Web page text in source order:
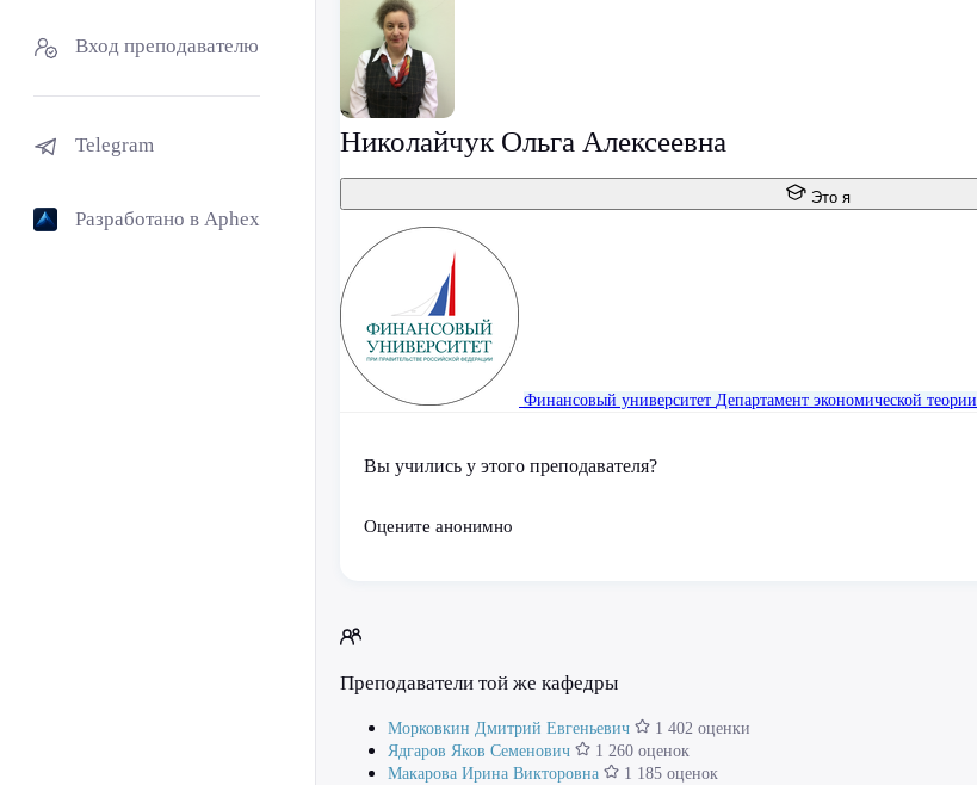
Вход преподавателю
Telegram
Разработано в Aphex
Николайчук Ольга Алексеевна
Это я
Финансовый университет Департамент экономической теории
Вы учились у этого преподавателя?
Оцените анонимно
Преподаватели той же кафедры
Морковкин Дмитрий Евгеньевич
1 402 оценки
Ядгаров Яков Семенович
1 260 оценок
Макарова Ирина Викторовна
1 185 оценок